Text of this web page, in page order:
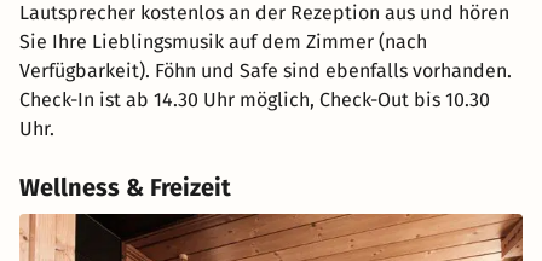
Lautsprecher kostenlos an der Rezeption aus und hören
Sie Ihre Lieblingsmusik auf dem Zimmer (nach
Verfügbarkeit). Föhn und Safe sind ebenfalls vorhanden.
Check-In ist ab 14.30 Uhr möglich, Check-Out bis 10.30
Uhr.
Wellness & Freizeit